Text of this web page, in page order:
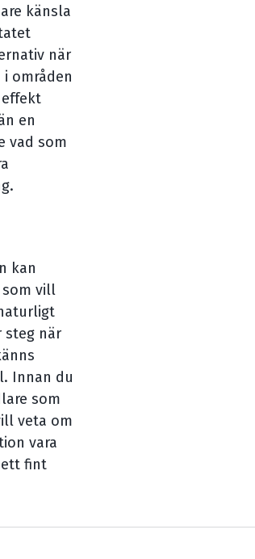
känsla
när
områden
en
vad som
kan
som vill
steg när
Innan du
som
veta om
vara
ett fint